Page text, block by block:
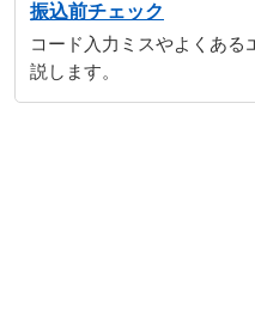
振込前チェック
コード入力ミスやよくある
説します。